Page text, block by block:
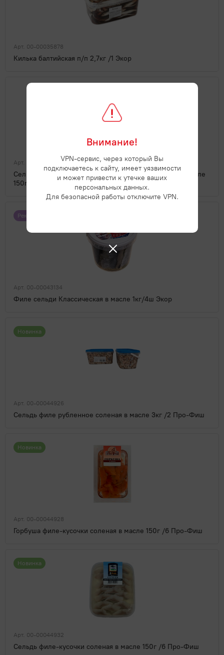
Арт. 00-00035878
Килька балтийская п/п 2,7кг /1 Экор
Арт. 00-00040489
Сельдь тихоокеанская филе-кусочки "Аля-лосось" в масле
150гр /20 Экор
Рекомендуем
Арт. 00-00043134
Филе сельди Классическая в масле 1кг/4ш Экор
Новинка
Арт. 00-00044926
Сельдь филе рубленное соленая в масле 3кг /2 Про-Фиш
Новинка
Арт. 00-00044928
Горбуша филе-кусочки соленая в масле 150г /6 Про-Фиш
Новинка
Арт. 00-00044932
Сельдь филе-кусочки соленая в масле 150г /6 Про-Фиш
Внимание!
VPN-сервис, через который Вы
подключаетесь к сайту, имеет уязвимости
и может привести к утечке ваших
персональных данных.
Для безопасной работы отключите VPN.